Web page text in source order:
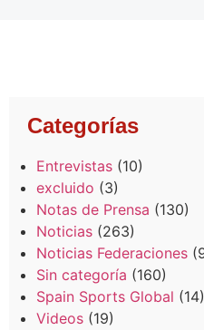
Categorías
Entrevistas (10)
excluido (3)
Notas de Prensa (130)
Noticias (263)
Noticias Federaciones
Sin categoría (160)
Spain Sports Global (14)
Videos (19)